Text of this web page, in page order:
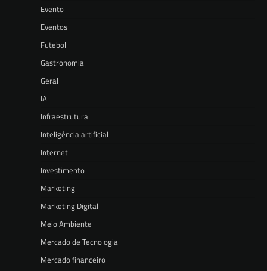
Evento
Eventos
Futebol
Gastronomia
Geral
IA
Infraestrutura
Inteligência artificial
Internet
Investimento
Marketing
Marketing Digital
Meio Ambiente
Mercado de Tecnologia
Mercado financeiro